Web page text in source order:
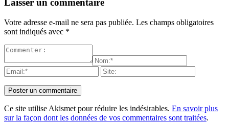
Laisser un commentaire
Votre adresse e-mail ne sera pas publiée. Les champs obligatoires
sont indiqués avec *
Ce site utilise Akismet pour réduire les indésirables. En savoir plus
sur la façon dont les données de vos commentaires sont traitées.